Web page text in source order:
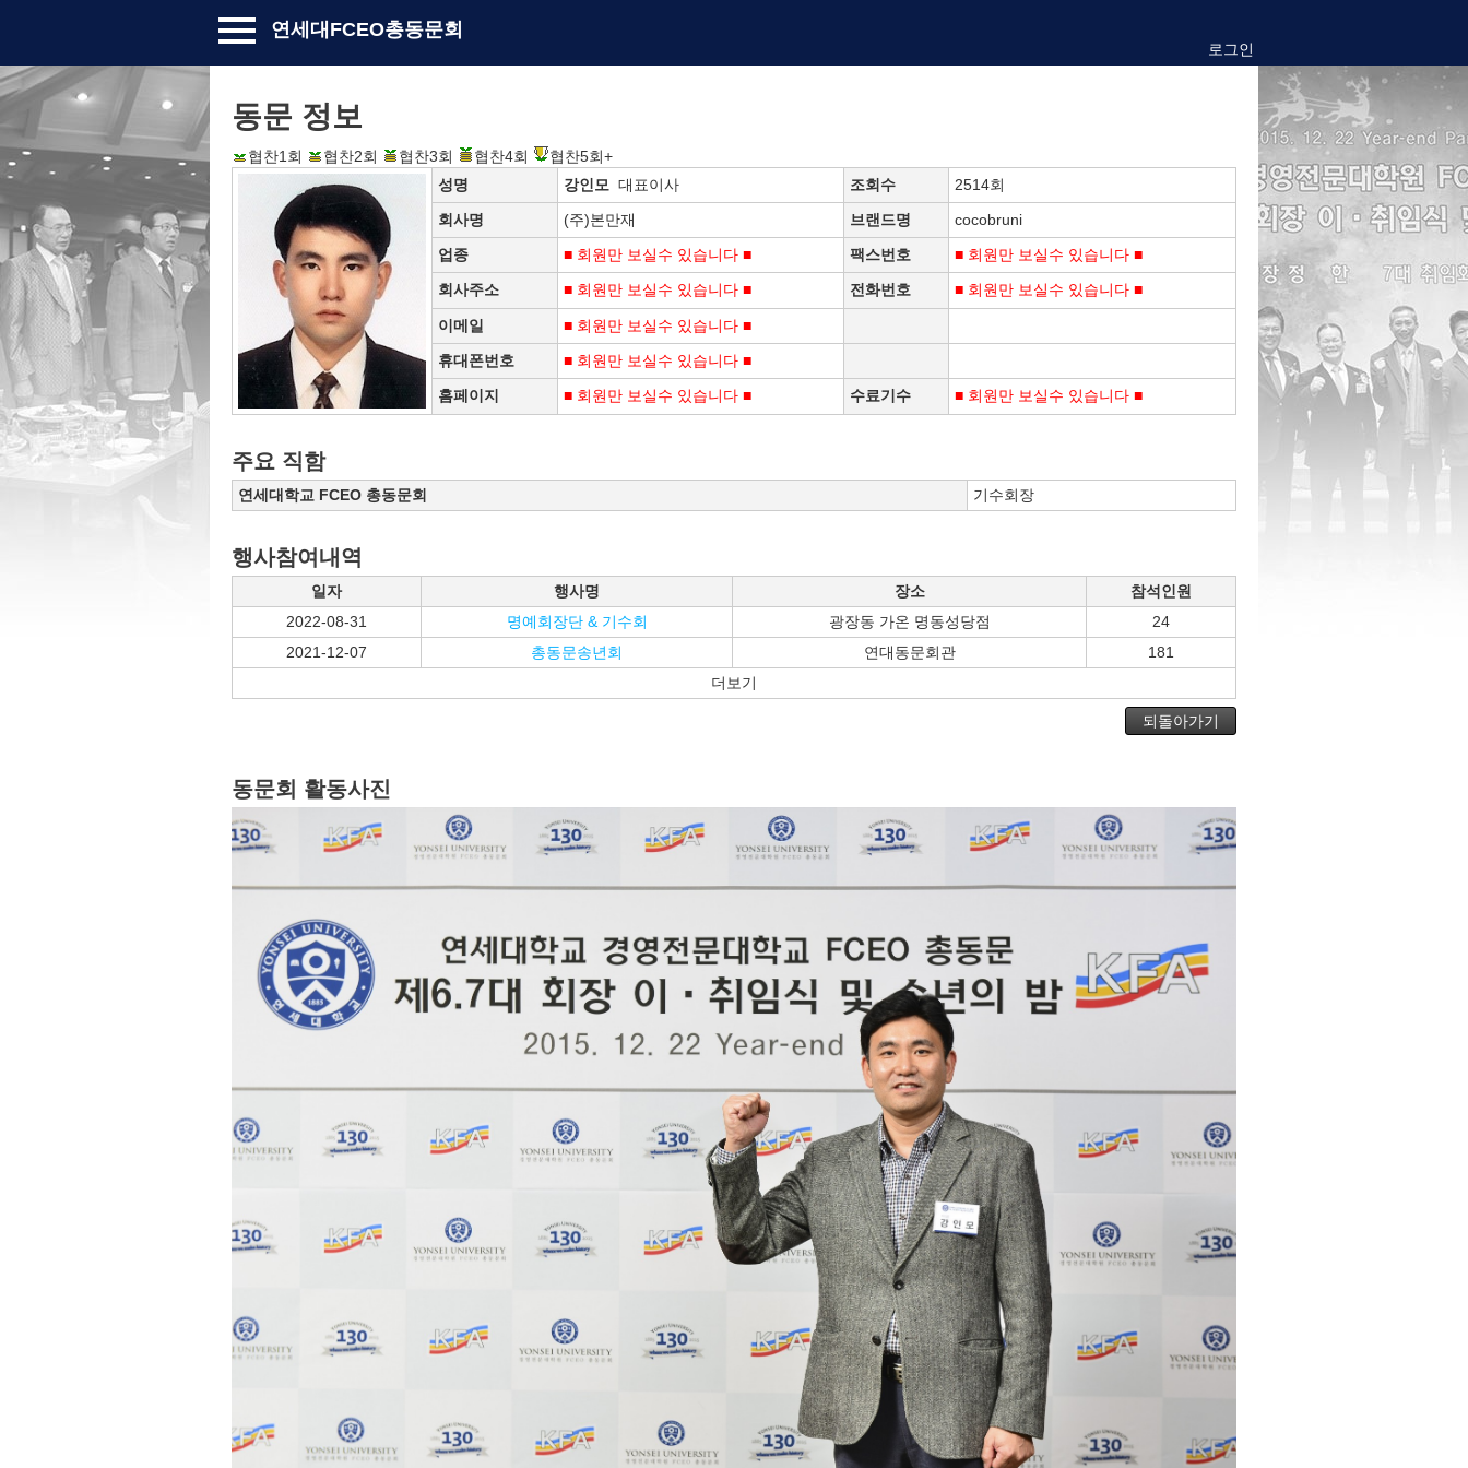
연세대FCEO총동문회
로그인
동문 정보
협찬1회 협찬2회 협찬3회 협찬4회
협찬5회+
성명
강인모 대표이사 조회수
2514회
회사명
(주)본만재 브랜드명
cocobruni
업종
■ 회원만 보실수 있습니다 ■ 팩스번호
■ 회원만 보실수 있습니다 ■
회사주소
■ 회원만 보실수 있습니다 ■ 전화번호 ■ 회원만 보실수 있습니다 ■
이메일
■ 회원만 보실수 있습니다 ■
휴대폰번호
■ 회원만 보실수 있습니다 ■
홈페이지
■ 회원만 보실수 있습니다 ■ 수료기수 ■ 회원만 보실수 있습니다 ■
주요 직함
연세대학교 FCEO 총동문회 기수회장
행사참여내역
일자 행사명 장소
참석인원
2022-08-31
명예회장단 & 기수회 광장동 가온 명동성당점
24
2021-12-07
총동문송년회 연대동문회관
181
더보기
되돌아가기
동문회 활동사진